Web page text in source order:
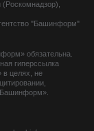
"Башинформ"
обязательна.
гиперссылка
в целях, не